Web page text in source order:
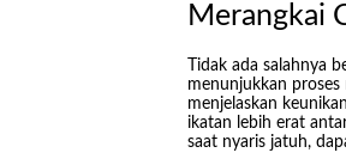
Merangkai
Tidak ada salahnya
menunjukkan
menjelaskan
ikatan lebih erat
saat nyaris jatuh,